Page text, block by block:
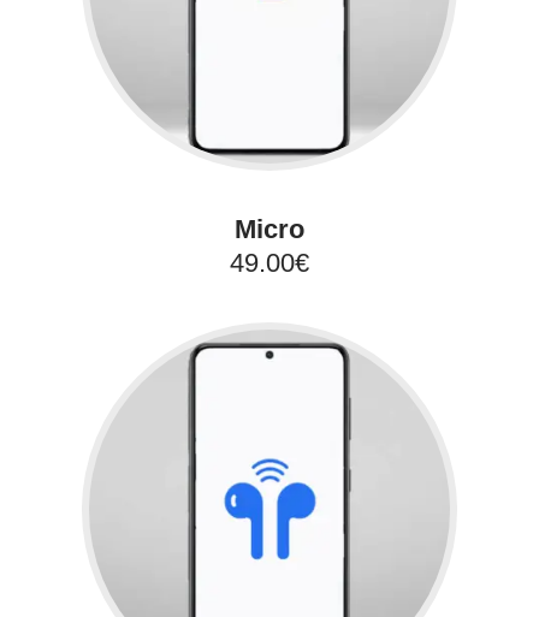
Micro
49.00€